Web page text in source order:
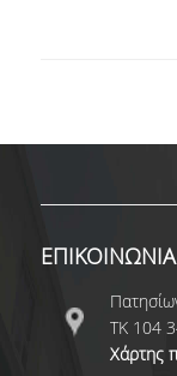
ΜΕΛΗ
ΕΠΙΚΟΙΝΩΝΙΑ
ΤΚ 104
Χάρτης